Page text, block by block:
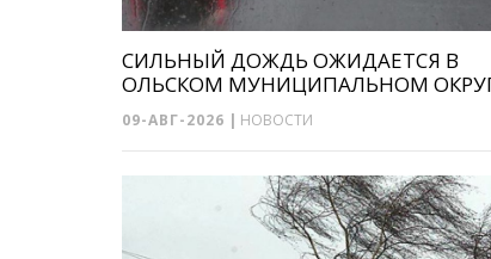
СИЛЬНЫЙ ДОЖДЬ ОЖИДАЕТСЯ В
ОЛЬСКОМ МУНИЦИПАЛЬНОМ
09-АВГ-2026 | НОВОСТИ